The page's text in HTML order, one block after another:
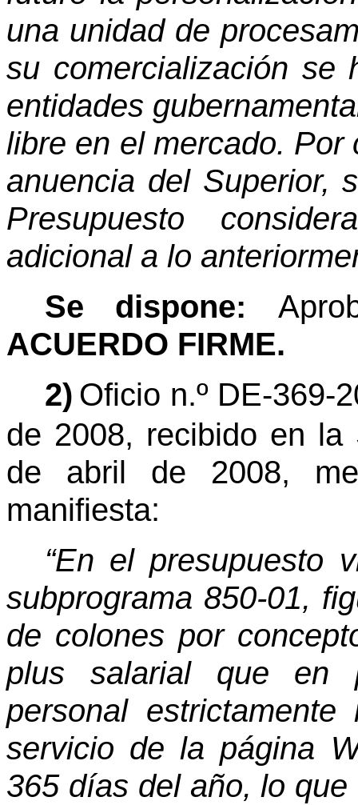
una unidad de
su comercialización se
entidades
libre en el mercado.
anuencia del Superior,
Presupuesto
adicional a lo
Se dispone:
ACUERDO FIRME.
2) Oficio n.º DE-369-
de 2008, recibido en
de abril de 2008,
manifiesta:
“En el presupuesto
subprograma 850-01,
de colones por
plus salarial que en
personal
servicio de la página
365 días del año, lo